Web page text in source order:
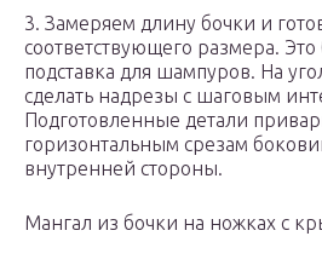
3. Замеряем длину бочки и
соответствующего размера. Это
подставка для шампуров. На
сделать надрезы с шаговым
Подготовленные детали
горизонтальным срезам
внутренней стороны.
Мангал из бочки на ножках с